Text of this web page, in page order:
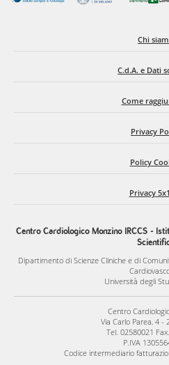
Chi
C.d.A. e Dati
Come
Privacy
Policy
Privacy
Centro Cardiologico Monzino IRCCS -
Dipartimento di Scienze Cliniche e di
Università degli
Centro
Via Carlo Parea, 4 -
Tel. 02580021
P.IVA
Codice intermediario